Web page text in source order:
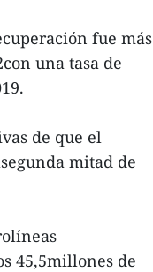
fue más
una tasa de
de que el
mitad de
45,5millones de